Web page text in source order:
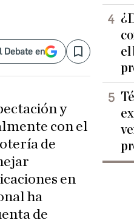
Debate en Save
y
con el
de
en
ha
de
el